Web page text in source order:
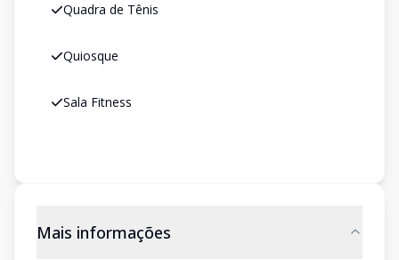
Quadra de Tênis
Quiosque
Sala Fitness
Mais informações